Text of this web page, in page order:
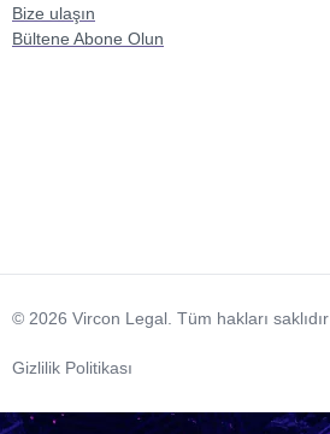
Bize ulaşın
Bültene Abone Olun
© 2026 Vircon Legal. Tüm hakları saklıdır
Gizlilik Politikası